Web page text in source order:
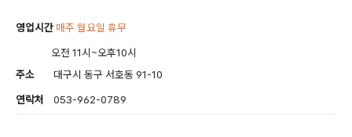
영업시간 매주 월요일 휴무
오전 11시~오후10시
주소 대구시 동구 서호동 91-10
연락처
053-962-0789